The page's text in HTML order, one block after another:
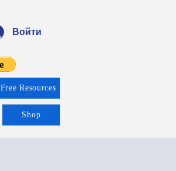
Войти
Free Resources
Shop